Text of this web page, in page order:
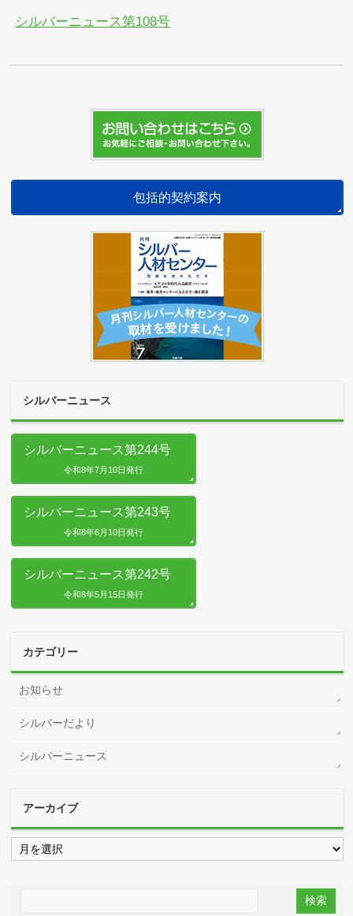
シルバーニュース第108号
包括的契約案内
シルバーニュース
シルバーニュース第244号
令和8年7月10日発行
シルバーニュース第243号
令和8年6月10日発行
シルバーニュース第242号
令和8年5月15日発行
カテゴリー
お知らせ
シルバーだより
シルバーニュース
アーカイブ
ア
ー
カ